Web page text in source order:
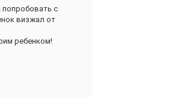
попробовать с
визжал от
ребенком!